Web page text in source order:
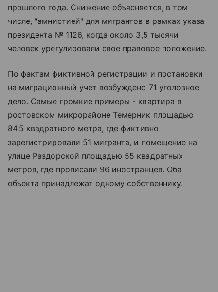
прошлого года. Снижение объясняется, в том
числе, "амнистией" для мигрантов в рамках указа
президента № 1126, когда около 3,5 тысячи
человек урегулировали свое правовое положение.
По фактам фиктивной регистрации и постановки
на миграционный учет возбуждено 71 уголовное
дело. Самые громкие примеры - квартира в
ростовском микрорайоне Темерник площадью
84,5 квадратного метра, где фиктивно
зарегистрировали 51 мигранта, и помещение на
улице Раздорской площадью 55 квадратных
метров, где прописали 96 иностранцев. Оба
объекта принадлежат одному собственнику.